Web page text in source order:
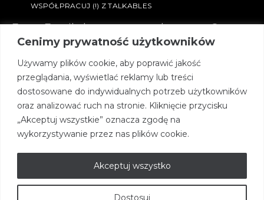
Cenimy prywatność użytkowników
Używamy plików cookie, aby poprawić jakość
przeglądania, wyświetlać reklamy lub treści
dostosowane do indywidualnych potrzeb użytkowników
oraz analizować ruch na stronie. Kliknięcie przycisku
„Akceptuj wszystkie” oznacza zgodę na
wykorzystywanie przez nas plików cookie.
Dostosuj
Akceptuj wszystko
WSPÓŁPRACUJ (!) Z TALKABLES
Every Family has a story, welcome to Ours.
Dołącz do nas.
Zapisz się do naszego Newslettera.
By checking this box, you confirm that you have read